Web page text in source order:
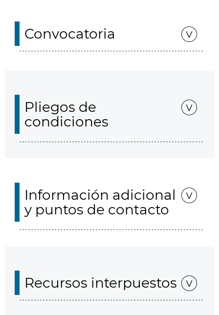
Convocatoria
Pliegos de
condiciones
Información adicional
y puntos de contacto
Recursos interpuestos